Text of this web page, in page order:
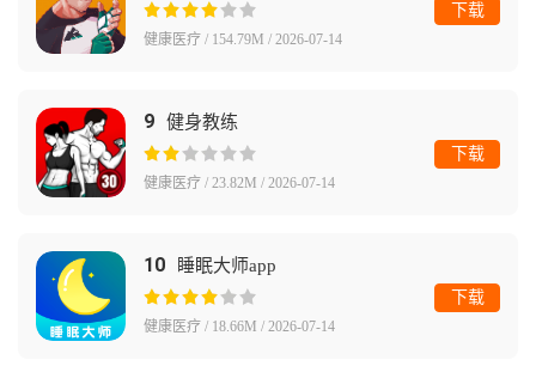
健康医疗 / 154.79M / 2026-07-14
下载
9 健身教练
健康医疗 / 23.82M / 2026-07-14
下载
10 睡眠大师app
健康医疗 / 18.66M / 2026-07-14
下载